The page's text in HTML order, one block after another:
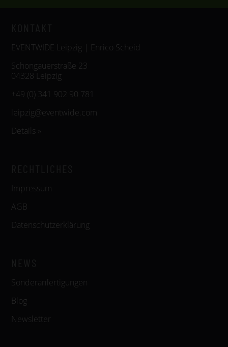
EVENTWIDE Leipzig | Enrico Scheid
Schongauerstraße 23
04328 Leipzig
+49 (0) 341 902 90 781
leipzig@eventwide.com
Details »
Impressum
AGB
Datenschutzerklärung
Sonderanfertigungen
Blog
Newsletter